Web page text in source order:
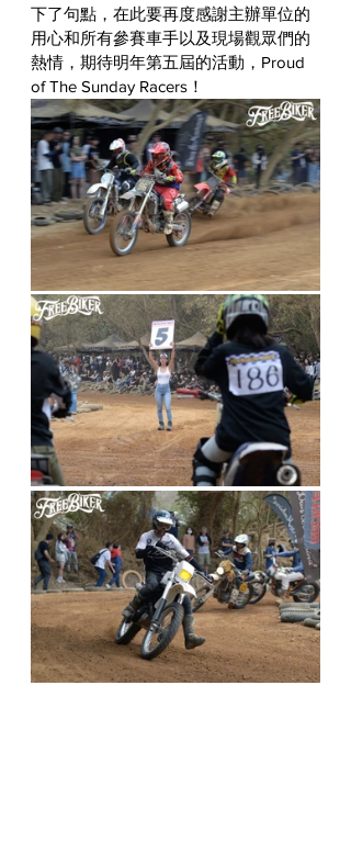
下了句點，在此要再度感謝主辦單位的
用心和所有參賽車手以及現場觀眾們的
熱情，期待明年第五屆的活動，Proud
of The Sunday Racers！